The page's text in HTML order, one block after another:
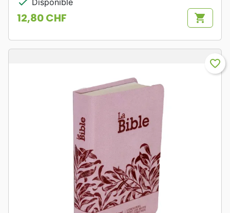
Disponible
Prix
12,80 CHF shopping_cart
favorite_border